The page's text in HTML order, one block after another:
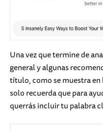
Una vez que termine de
general y algunas
título, como se muestra
solo recuerda que para
querrás incluir tu palabra